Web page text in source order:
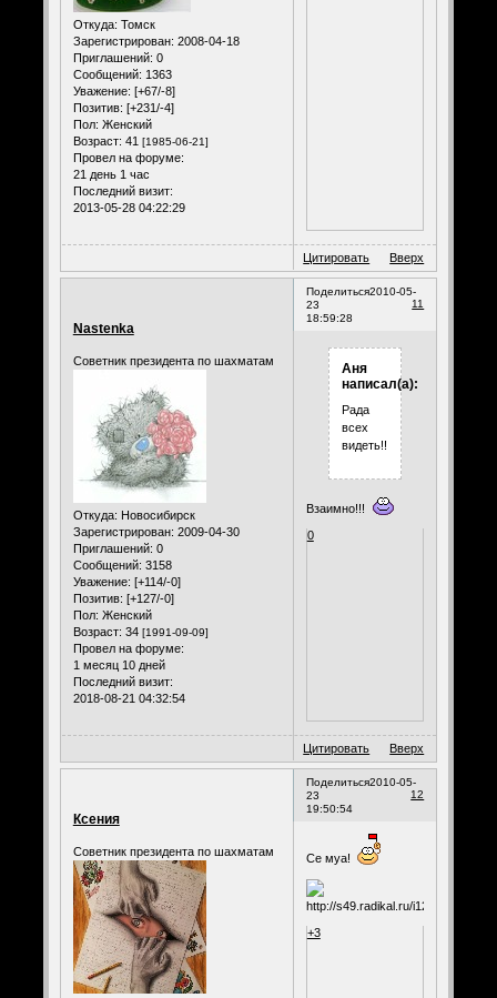
Откуда: Томск
Зарегистрирован: 2008-04-18
Приглашений: 0
Сообщений: 1363
Уважение: [+67/-8]
Позитив: [+231/-4]
Пол: Женский
Возраст: 41 [1985-06-21]
Провел на форуме:
21 день 1 час
Последний визит:
2013-05-28 04:22:29
Цитировать Вверх
Поделиться
11
2010-05-
23
18:59:28
Nastenka
Советник президента по шахматам
Откуда: Новосибирск
Зарегистрирован: 2009-04-30
Приглашений: 0
Сообщений: 3158
Уважение: [+114/-0]
Позитив: [+127/-0]
Пол: Женский
Возраст: 34 [1991-09-09]
Провел на форуме:
1 месяц 10 дней
Последний визит:
2018-08-21 04:32:54
Аня
написал(а):
Рада
всех
видеть!!!!
Взаимно!!!
0
Цитировать Вверх
Поделиться
12
2010-05-
23
19:50:54
Ксения
Советник президента по шахматам Се муа!
+3